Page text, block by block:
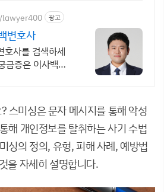
lawyer400 광고
변호사
호사를 검색하세
금증은 이사백변
스미싱은 문자 메시지를 통해 악성
해 개인정보를 탈취하는 사기 수법
싱의 정의, 유형, 피해 사례, 예방법
을 자세히 설명합니다.